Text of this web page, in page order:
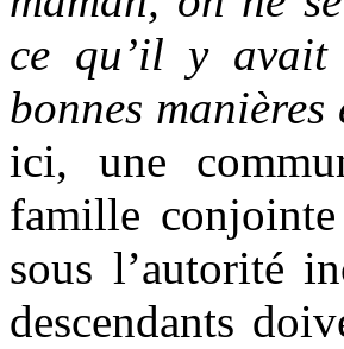
ce qu’il y avait
bonnes manières
ici, une
famille
sous l’autorité
descendants